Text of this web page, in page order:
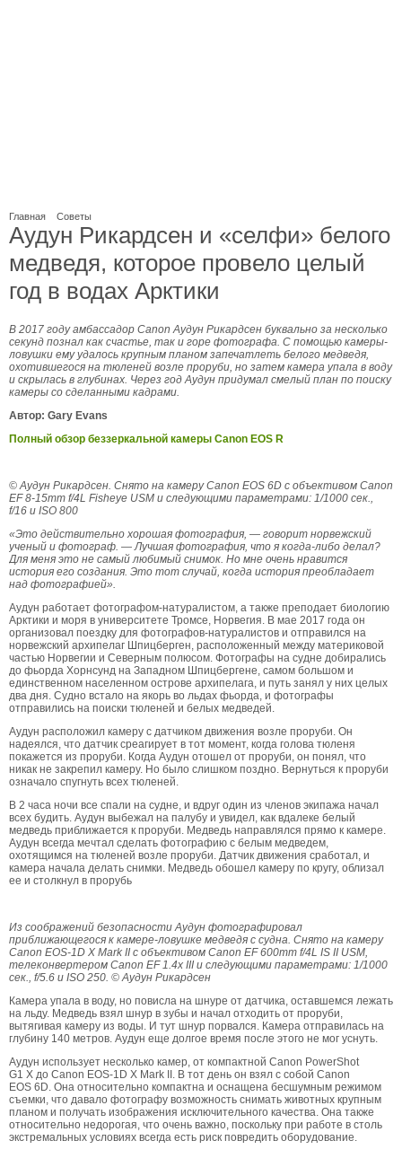
Главная Советы
Аудун Рикардсен и «селфи» белого
медведя, которое провело целый
год в водах Арктики
В 2017 году амбассадор Canon Аудун Рикардсен буквально за несколько
секунд познал как счастье, так и горе фотографа. С помощью камеры-
ловушки ему удалось крупным планом запечатлеть белого медведя,
охотившегося на тюленей возле проруби, но затем камера упала в воду
и скрылась в глубинах. Через год Аудун придумал смелый план по поиску
камеры со сделанными кадрами.
Автор: Gary Evans
Полный обзор беззеркальной камеры Canon EOS R
© Аудун Рикардсен. Снято на камеру Canon EOS 6D с объективом Canon
EF 8-15mm f/4L Fisheye USM и следующими параметрами: 1/1000 сек.,
f/16 и ISO 800
«Это действительно хорошая фотография, — говорит норвежский
ученый и фотограф. — Лучшая фотография, что я когда-либо делал?
Для меня это не самый любимый снимок. Но мне очень нравится
история его создания. Это тот случай, когда история преобладает
над фотографией».
Аудун работает фотографом-натуралистом, а также преподает биологию
Арктики и моря в университете Тромсе, Норвегия. В мае 2017 года он
организовал поездку для фотографов-натуралистов и отправился на
норвежский архипелаг Шпицберген, расположенный между материковой
частью Норвегии и Северным полюсом. Фотографы на судне добирались
до фьорда Хорнсунд на Западном Шпицбергене, самом большом и
единственном населенном острове архипелага, и путь занял у них целых
два дня. Судно встало на якорь во льдах фьорда, и фотографы
отправились на поиски тюленей и белых медведей.
Аудун расположил камеру с датчиком движения возле проруби. Он
надеялся, что датчик среагирует в тот момент, когда голова тюленя
покажется из проруби. Когда Аудун отошел от проруби, он понял, что
никак не закрепил камеру. Но было слишком поздно. Вернуться к проруби
означало спугнуть всех тюленей.
В 2 часа ночи все спали на судне, и вдруг один из членов экипажа начал
всех будить. Аудун выбежал на палубу и увидел, как вдалеке белый
медведь приближается к проруби. Медведь направлялся прямо к камере.
Аудун всегда мечтал сделать фотографию с белым медведем,
охотящимся на тюленей возле проруби. Датчик движения сработал, и
камера начала делать снимки. Медведь обошел камеру по кругу, облизал
ее и столкнул в прорубь
Из соображений безопасности Аудун фотографировал
приближающегося к камере-ловушке медведя с судна. Снято на камеру
Canon EOS-1D X Mark II с объективом Canon EF 600mm f/4L IS II USM,
телеконвертером Canon EF 1.4x III и следующими параметрами: 1/1000
сек., f/5.6 и ISO 250. © Аудун Рикардсен
Камера упала в воду, но повисла на шнуре от датчика, оставшемся лежать
на льду. Медведь взял шнур в зубы и начал отходить от проруби,
вытягивая камеру из воды. И тут шнур порвался. Камера отправилась на
глубину 140 метров. Аудун еще долгое время после этого не мог уснуть.
Аудун использует несколько камер, от компактной Canon PowerShot
G1 X до Canon EOS-1D X Mark II. В тот день он взял с собой Canon
EOS 6D. Она относительно компактна и оснащена бесшумным режимом
съемки, что давало фотографу возможность снимать животных крупным
планом и получать изображения исключительного качества. Она также
относительно недорогая, что очень важно, поскольку при работе в столь
экстремальных условиях всегда есть риск повредить оборудование.